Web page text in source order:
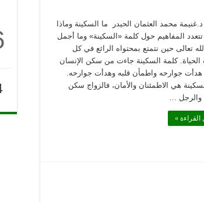
محمد العثمان الحيدر ما السكينة وماذا
المفاهيم حول كلمة «السكينة» وما أجمل
تعالى حين نتمتع بمحتواه الرائع في كل
الحياة. كلمة السكينة جاءت من سكن الإنسان
هدأت جوارحه واطمأن قلبه وهدأت جوارحه.
هي الاطمئنان والأمان، فالزواج سكن
والرجل …
القراءة »